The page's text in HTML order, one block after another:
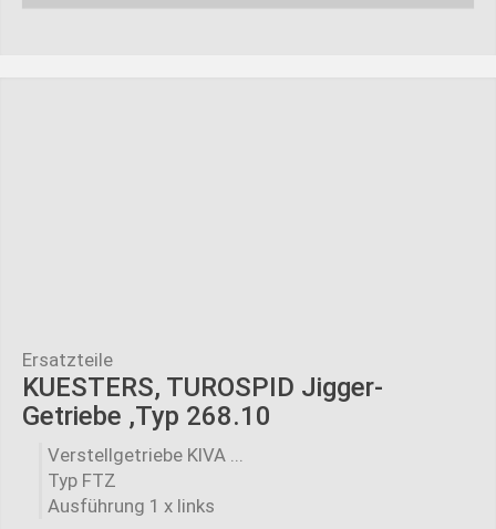
Ersatzteile
KUESTERS, TUROSPID Jigger-
Getriebe ,Typ 268.10
Verstellgetriebe KIVA ...
Typ FTZ
Ausführung 1 x links